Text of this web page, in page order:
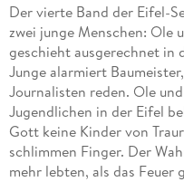
Der vierte Band der Eifel-
zwei junge Menschen: Ole
geschieht ausgerechnet in
Junge alarmiert
Journalisten reden. Ole
Jugendlichen in der Eifel
Gott keine Kinder von
schlimmen Finger. Der
mehr lebten, als das Feuer